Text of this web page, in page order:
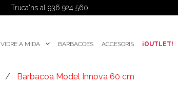
Truca'ns al 936 924 560
VIDRE A MIDA BARBACOES ACCESORIS ¡OUTLET!
Barbacoa Model Innova 60 cm